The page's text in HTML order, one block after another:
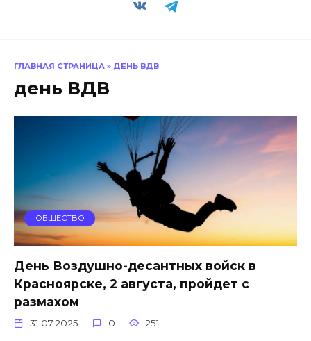
ГЛАВНАЯ СТРАНИЦА » ДЕНЬ ВДВ
день ВДВ
ОБЩЕСТВО
День Воздушно-десантных войск в
Красноярске, 2 августа, пройдет с
размахом
31.07.2025 0 251